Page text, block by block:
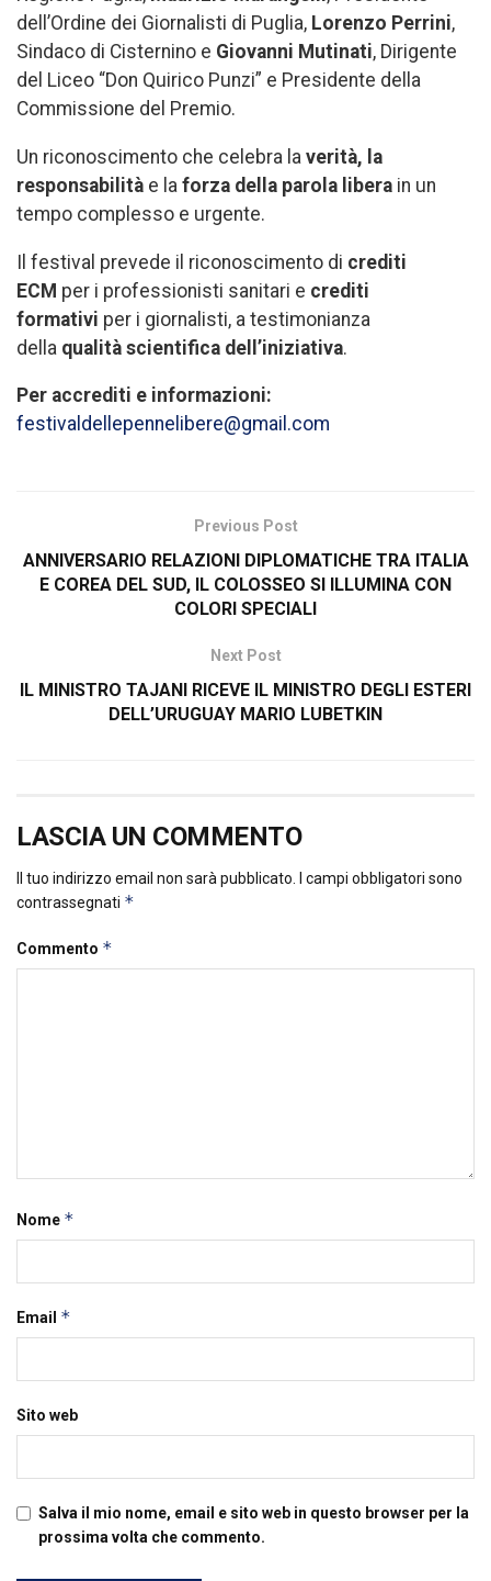
dell’Ordine dei Giornalisti di Puglia, Lorenzo Perrini,
Sindaco di Cisternino e Giovanni Mutinati, Dirigente
del Liceo “Don Quirico Punzi” e Presidente della
Commissione del Premio.
Un riconoscimento che celebra la verità, la
responsabilità e la forza della parola libera in un
tempo complesso e urgente.
Il festival prevede il riconoscimento di crediti
ECM per i professionisti sanitari e crediti
formativi per i giornalisti, a testimonianza
della qualità scientifica dell’iniziativa.
Per accrediti e informazioni:
festivaldellepennelibere@gmail.com
Previous Post
ANNIVERSARIO RELAZIONI DIPLOMATICHE TRA ITALIA
E COREA DEL SUD, IL COLOSSEO SI ILLUMINA CON
COLORI SPECIALI
Next Post
IL MINISTRO TAJANI RICEVE IL MINISTRO DEGLI ESTERI
DELL’URUGUAY MARIO LUBETKIN
LASCIA UN COMMENTO
Il tuo indirizzo email non sarà pubblicato.
I campi obbligatori sono
contrassegnati *
Commento *
Nome *
Email *
Sito web
Salva il mio nome, email e sito web in questo browser per la
prossima volta che commento.